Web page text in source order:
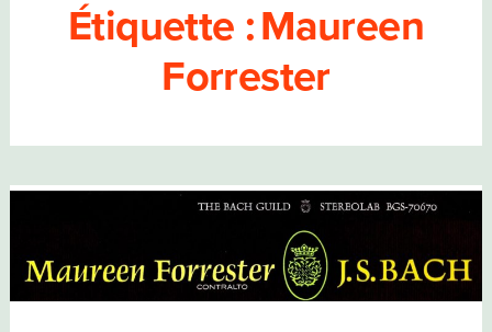
Étiquette :Maureen
Forrester